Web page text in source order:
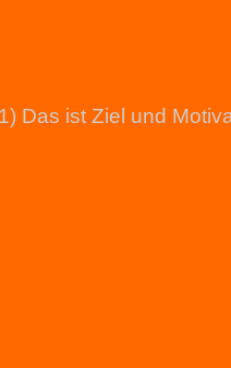
Das ist Ziel und